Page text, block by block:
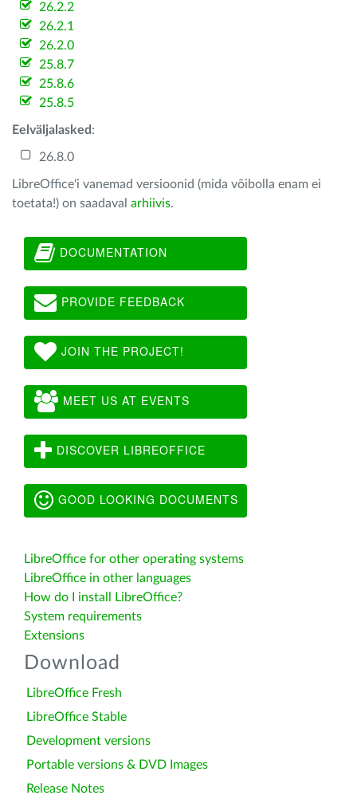
26.2.2
26.2.1
26.2.0
25.8.7
25.8.6
25.8.5
Eelväljalasked :
26.8.0
LibreOffice'i vanemad versioonid (mida võibolla enam ei
toetata!) on saadaval arhiivis.
DOCUMENTATION
PROVIDE FEEDBACK
JOIN THE PROJECT!
MEET US AT EVENTS
DISCOVER LIBREOFFICE
GOOD LOOKING DOCUMENTS
LibreOffice for other operating systems
LibreOffice in other languages
How do I install LibreOffice?
System requirements
Extensions
Download
LibreOffice Fresh
LibreOffice Stable
Development versions
Portable versions & DVD Images
Release Notes